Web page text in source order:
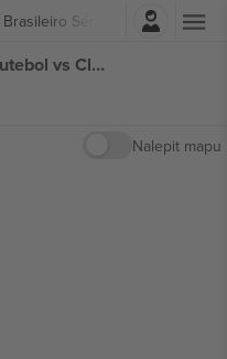
Série A
Přihlásit se
Associação Chapecoense de Futebol vs Club Athletico Paranaense Campeonato Brasileiro Série A vstupenek
Nalepit mapu